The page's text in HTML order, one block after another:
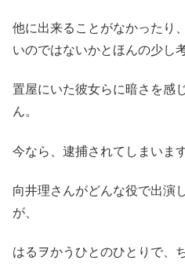
他に出来ることがなかったり
いのではないかとほんの少し
置屋にいた彼女らに暗さを感
ん。
今なら、逮捕されてしまいます
向井理さんがどんな役で出演
が、
はるヲかうひとのひとりで、